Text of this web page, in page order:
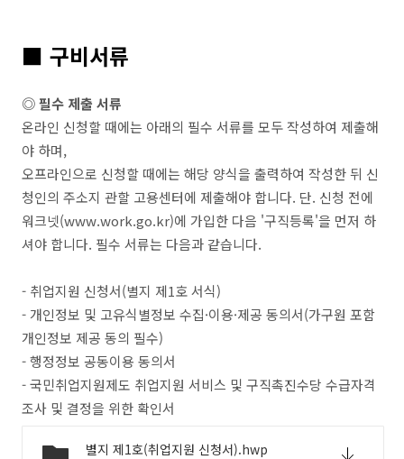
■ 구비서류
◎ 필수 제출 서류
온라인 신청할 때에는 아래의 필수 서류를 모두 작성하여 제출해
야 하며,
오프라인으로 신청할 때에는 해당 양식을 출력하여 작성한 뒤 신
청인의 주소지 관할 고용센터에 제출해야 합니다. 단. 신청 전에
워크넷(www.work.go.kr)에 가입한 다음 '구직등록'을 먼저 하
셔야 합니다. 필수 서류는 다음과 같습니다.
- 취업지원 신청서(별지 제1호 서식)
- 개인정보 및 고유식별정보 수집·이용·제공 동의서(가구원 포함
개인정보 제공 동의 필수)
- 행정정보 공동이용 동의서
- 국민취업지원제도 취업지원 서비스 및 구직촉진수당 수급자격
조사 및 결정을 위한 확인서
별지 제1호(취업지원 신청서).hwp